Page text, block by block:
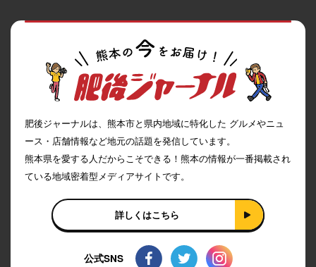
肥後ジャーナルは、熊本市と県内地域に特化した グルメやニュ
ース・店舗情報など地元の話題を発信しています。
熊本県を愛する人だからこそできる！熊本の情報が一番掲載され
ている地域密着型メディアサイトです。
詳しくはこちら
公式SNS